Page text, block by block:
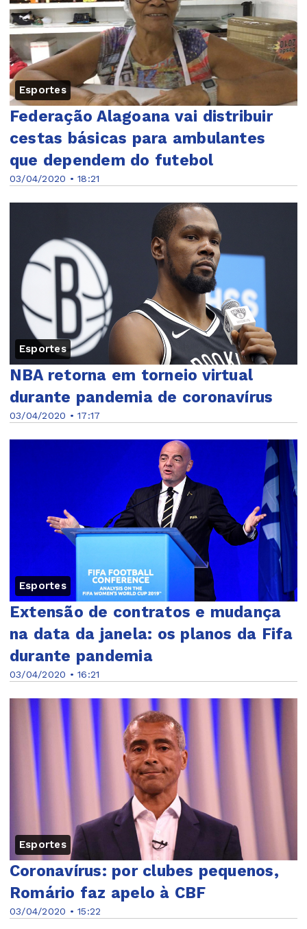
Esportes
03/04/2020 • 18:21
Federação Alagoana vai distribuir
cestas básicas para ambulantes
que dependem do futebol
Esportes
03/04/2020 • 17:17
NBA retorna em torneio virtual
durante pandemia de coronavírus
Esportes
03/04/2020 • 16:21
Extensão de contratos e mudança
na data da janela: os planos da Fifa
durante pandemia
Esportes
03/04/2020 • 15:22
Coronavírus: por clubes pequenos,
Romário faz apelo à CBF